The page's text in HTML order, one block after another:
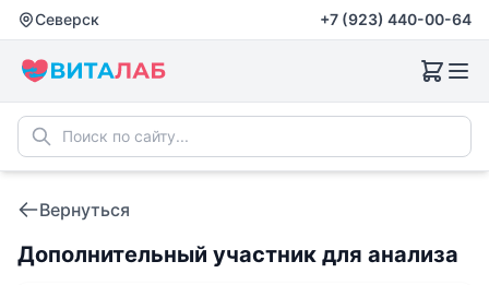
Северск +7 (923) 440-00-64
Вернуться
Дополнительный участник для анализа